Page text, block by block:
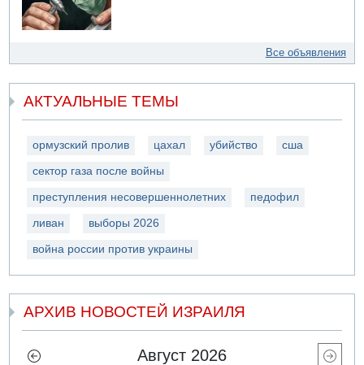
Все объявления
АКТУАЛЬНЫЕ ТЕМЫ
ормузский пролив цахал убийство сша
сектор газа после войны
преступления несовершеннолетних педофил
ливан выборы 2026
война россии против украины
АРХИВ НОВОСТЕЙ ИЗРАИЛЯ
Август 2026